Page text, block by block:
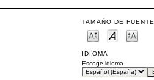
TAMAÑO DE FUENTE
IDIOMA
Escoge idioma